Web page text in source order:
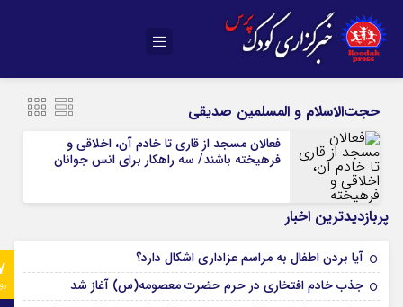
حجت‌الاسلام و المسلمین صدیقی
فعالان مسجد از قاری تا خادم آن، اخلاقی و
فرهیخته باشند/ سه راهکار برای انس جوانان
پربازدیدترین اخبار
آیا بردن اطفال به مراسم عزادارى اشکال دارد؟
جذب خادم افتخاری در حرم حضرت معصومه(س) آغاز شد